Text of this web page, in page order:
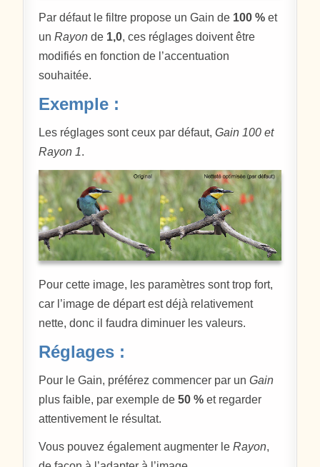
Par défaut le filtre propose un Gain de 100 % et
unRayon de 1,0, ces réglages doivent être
modifiés en fonction de l’accentuation
souhaitée.
Exemple :
Les réglages sont ceux par défaut,Gain 100 et
Rayon 1.
Pour cette image, les paramètres sont trop fort,
car l’image de départ est déjà relativement
nette, donc il faudra diminuer les valeurs.
Réglages :
Pour le Gain, préférez commencer par unGain
plus faible, par exemple de50 % et regarder
attentivement le résultat.
Vous pouvez également augmenter leRayon,